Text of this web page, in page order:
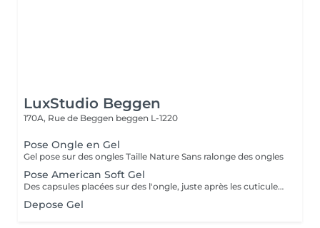
LuxStudio Beggen
170A, Rue de Beggen beggen L-1220
Pose Ongle en Gel
Gel pose sur des ongles Taille Nature Sans ralonge des ongles
Pose American Soft Gel
Des capsules placées sur des l'ongle, juste après les cuticules. Ces capsules forment à elles seules la courbure et la longueur de l'ongle. Le premier avantage notable est donc que les ongles artificiels utilisés dans le nail art américain n'ont pas besoin d'être façonnés. Dure +- 2 a 3 sem Cápsulas de gel colocadas em toda a unha, logo após as cutículas. Essas cápsulas formam sozinhas a curvatura e a extensão da unha. Portanto, a primeira vantagem notável é que as unhas artificiais usadas na arte americana de unhas não precisam ser modeladas.
Depose Gel